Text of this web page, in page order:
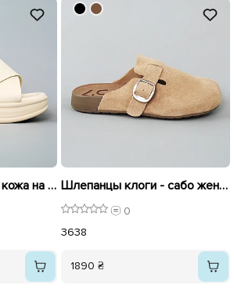
Шлепанцы женские кожа на танкетке 595418 Молочные распродажа Шлепанцы клоги - сабо женские замшевые 595417 Бежевые
0
3638
1890 ₴